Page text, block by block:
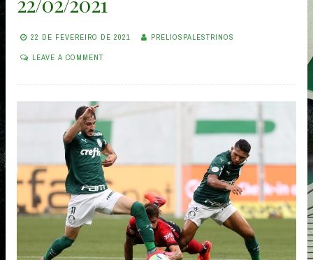
22 DE FEVEREIRO DE 2021 PRELIOSPALESTRINOS
LEAVE A COMMENT